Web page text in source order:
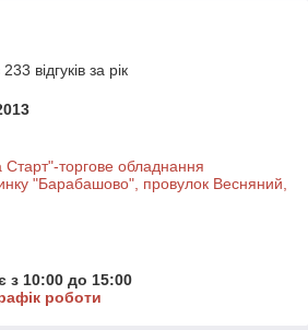
відгуків за рік
торгове обладнання
"Барабашово", провулок Весняний,
з 10:00 до 15:00
роботи